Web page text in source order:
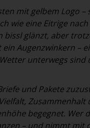
mit gelbem Logo –
wie eine Eitrige
bissl glänzt, aber
Augenzwinkern –
unterwegs sind
und Pakete
Zusammenhalt
begegnet. Wer
– und nimmt mit